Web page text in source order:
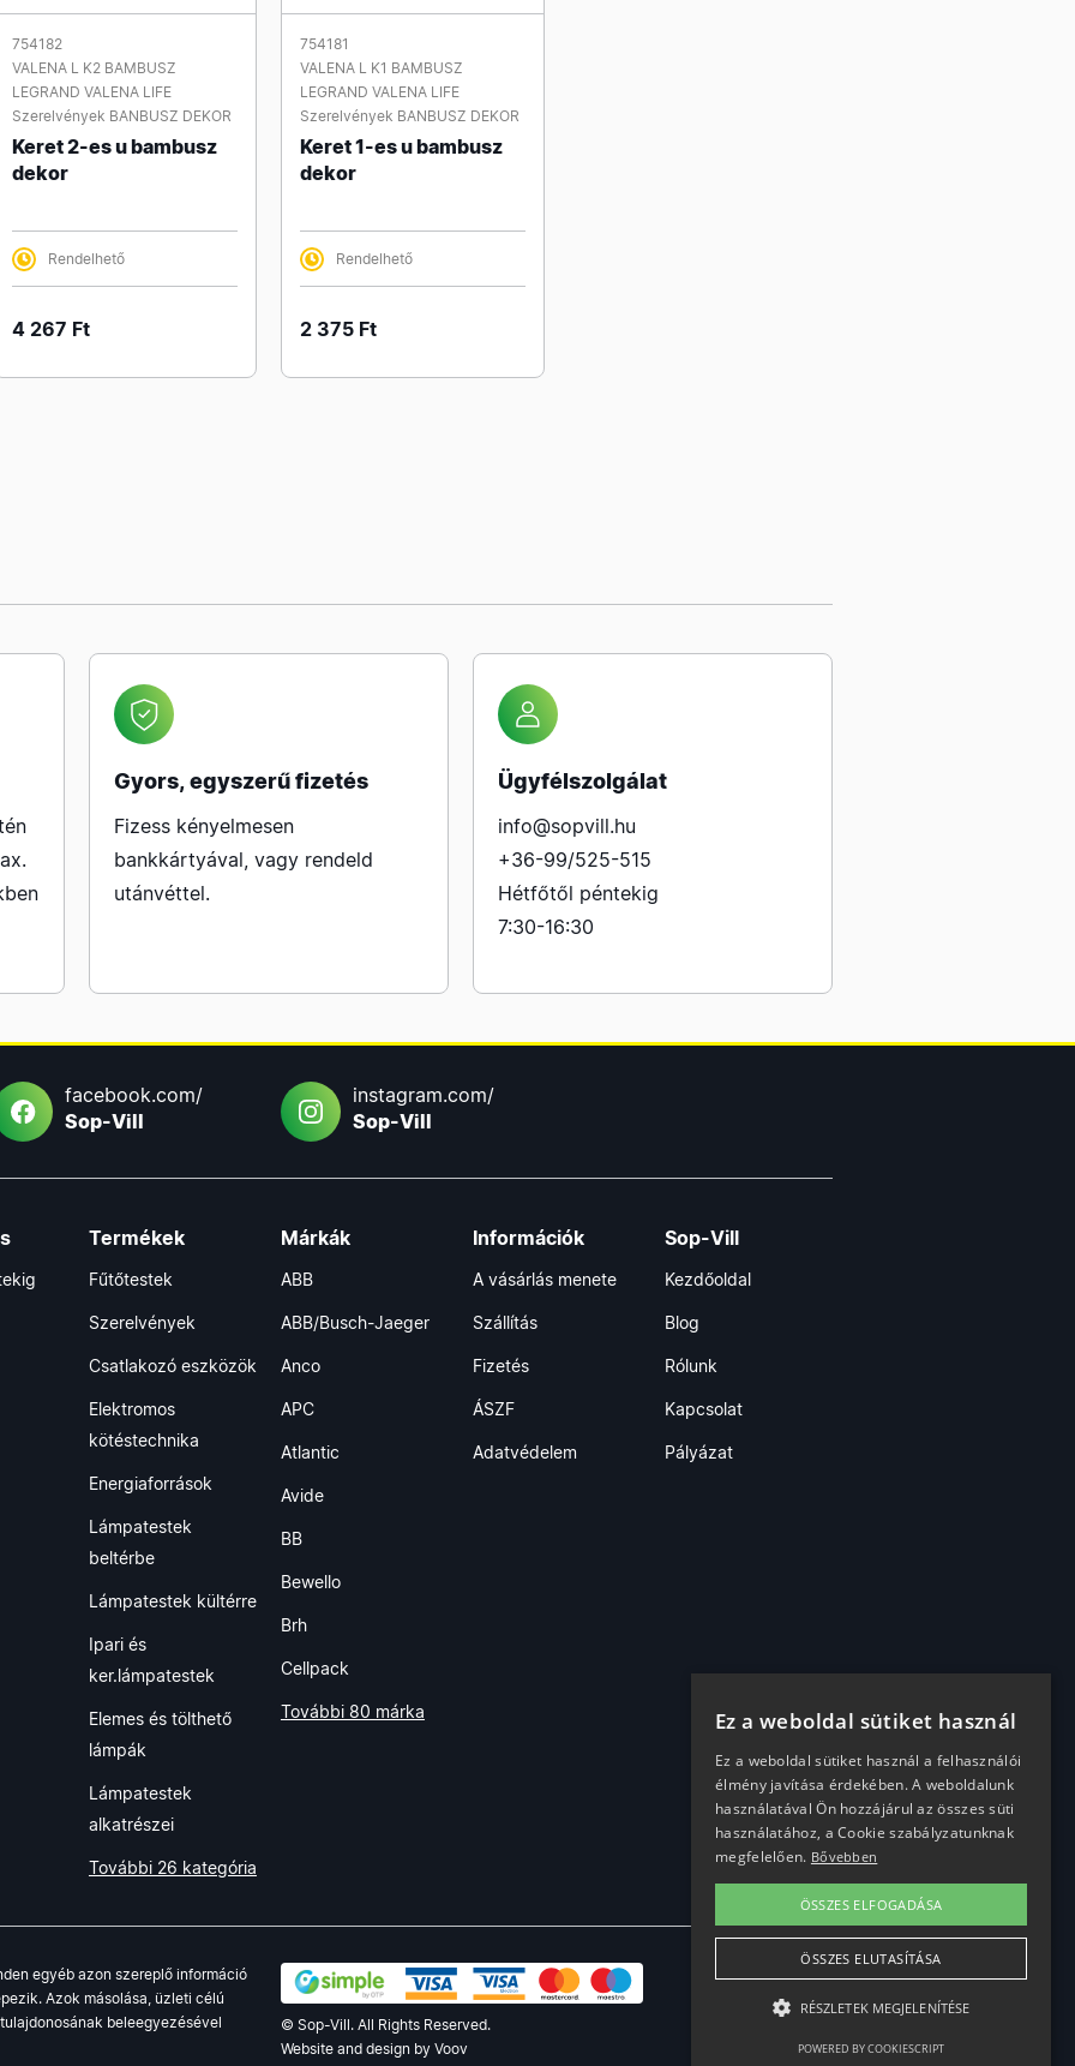
754182
VALENA L K2 BAMBUSZ
LEGRAND VALENA LIFE
Szerelvények BANBUSZ DEKOR
Keret 2-es u bambusz
dekor
Rendelhető
4 267 Ft
754181
VALENA L K1 BAMBUSZ
LEGRAND VALENA LIFE
Szerelvények BANBUSZ DEKOR
Keret 1-es u bambusz
dekor
Rendelhető
2 375 Ft
Gyors, egyszerű fizetés
Fizess kényelmesen
bankkártyával, vagy rendeld
utánvéttel.
Ügyfélszolgálat
info@sopvill.hu
+36-99/525-515
Hétfőtől péntekig
7:30-16:30
facebook.com/
Sop-Vill
instagram.com/
Sop-Vill
Termékek
Fűtőtestek
Szerelvények
Csatlakozó eszközök
Elektromos
kötéstechnika
Energiaforrások
Lámpatestek
beltérbe
Lámpatestek kültérre
Ipari és
ker.lámpatestek
Elemes és tölthető
lámpák
Lámpatestek
alkatrészei
További 26 kategória
Márkák
ABB
ABB/Busch-Jaeger
Anco
APC
Atlantic
Avide
BB
Bewello
Brh
Cellpack
További 80 márka
Információk
A vásárlás menete
Szállítás
Fizetés
ÁSZF
Adatvédelem
Sop-Vill
Kezdőoldal
Blog
Rólunk
Kapcsolat
Pályázat
egyéb azon szereplő információ
Azok másolása, üzleti célú
beleegyezésével
© Sop-Vill. All Rights Reserved.
Website and design by Voov
Ez a weboldal sütiket használ
Ez a weboldal sütiket használ a felhasználói
élmény javítása érdekében. A weboldalunk
használatával Ön hozzájárul az összes süti
használatához, a Cookie szabályzatunknak
megfelelően. Bővebben
ÖSSZES ELFOGADÁSA
ÖSSZES ELUTASÍTÁSA
RÉSZLETEK MEGJELENÍTÉSE
POWERED BY COOKIESCRIPT